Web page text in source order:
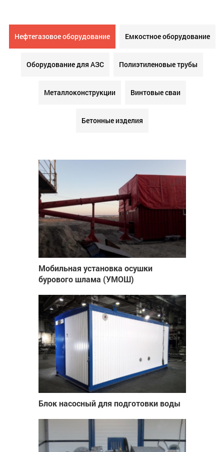
Нефтегазовое оборудование Емкостное оборудование
Оборудование для АЗС Полиэтиленовые трубы
Металлоконструкции Винтовые сваи
Бетонные изделия
Мобильная установка осушки
бурового шлама (УМОШ)
Блок насосный для подготовки воды